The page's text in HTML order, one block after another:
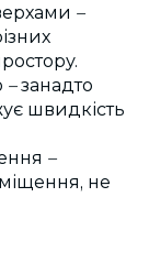
–
–занадто
швидкість
–
не